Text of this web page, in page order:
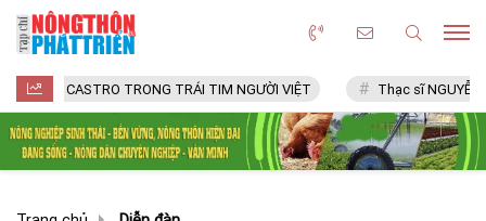
TRONG TRÁI TIM NGƯỜI VIỆT Thạc sĩ NGUYỄN VĂN CHÍ